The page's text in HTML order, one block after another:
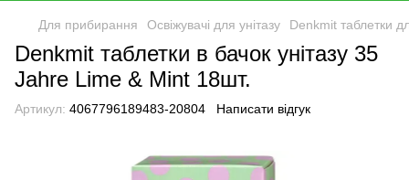
Для прибирання Освіжувачі для унітазу Denkmit таблетки
Denkmit таблетки в бачок унітазу 35
Jahre Lime & Mint 18шт.
Артикул: 4067796189483-20804 Написати відгук